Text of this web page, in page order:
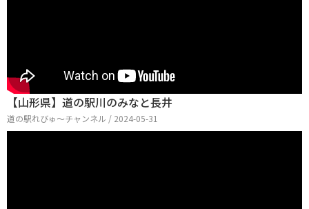
【山形県】道の駅川のみなと長井
道の駅れびゅ〜チャンネル / 2024-05-31